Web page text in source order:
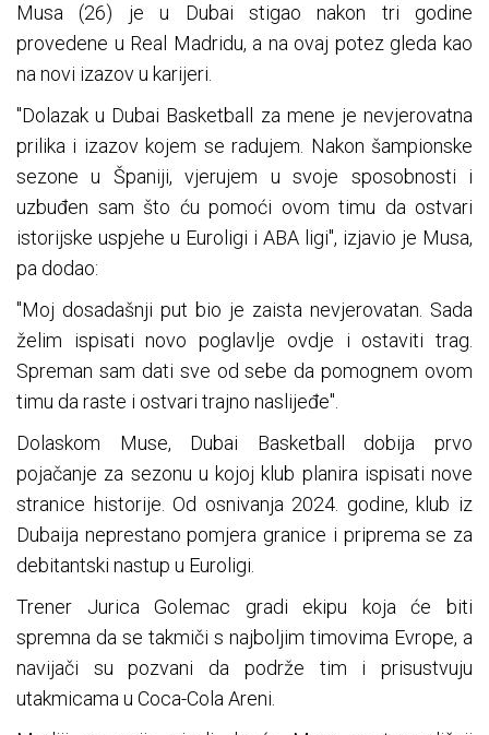
Musa (26) je u Dubai stigao nakon tri godine
provedene u Real Madridu, a na ovaj potez gleda kao
na novi izazov u karijeri.
"Dolazak u Dubai Basketball za mene je nevjerovatna
prilika i izazov kojem se radujem. Nakon šampionske
sezone u Španiji, vjerujem u svoje sposobnosti i
uzbuđen sam što ću pomoći ovom timu da ostvari
istorijske uspjehe u Euroligi i ABA ligi", izjavio je Musa,
pa dodao:
"Moj dosadašnji put bio je zaista nevjerovatan. Sada
želim ispisati novo poglavlje ovdje i ostaviti trag.
Spreman sam dati sve od sebe da pomognem ovom
timu da raste i ostvari trajno naslijeđe".
Dolaskom Muse, Dubai Basketball dobija prvo
pojačanje za sezonu u kojoj klub planira ispisati nove
stranice historije. Od osnivanja 2024. godine, klub iz
Dubaija neprestano pomjera granice i priprema se za
debitantski nastup u Euroligi.
Trener Jurica Golemac gradi ekipu koja će biti
spremna da se takmiči s najboljim timovima Evrope, a
navijači su pozvani da podrže tim i prisustvuju
utakmicama u Coca-Cola Areni.